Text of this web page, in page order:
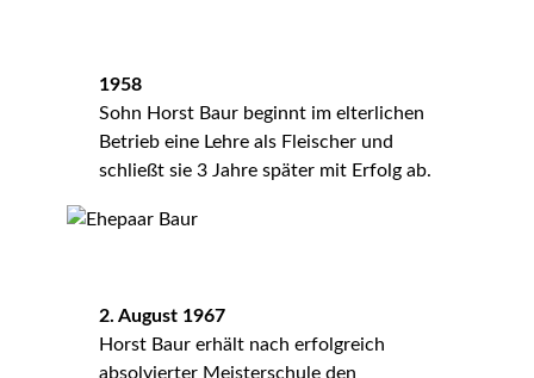
1958
Sohn Horst Baur beginnt im elterlichen
Betrieb eine Lehre als Fleischer und
schließt sie 3 Jahre später mit Erfolg ab.
2. August 1967
Horst Baur erhält nach erfolgreich
absolvierter Meisterschule den